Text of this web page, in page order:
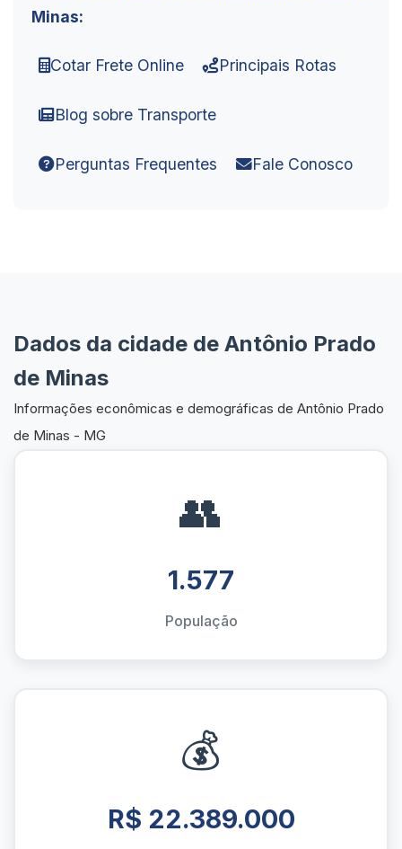
Minas:
Cotar Frete Online Principais Rotas
Blog sobre Transporte
Perguntas Frequentes Fale Conosco
Dados da cidade de Antônio Prado
de Minas
Informações econômicas e demográficas de Antônio Prado
de Minas - MG
👥
1.577
População
💰
R$ 22.389.000